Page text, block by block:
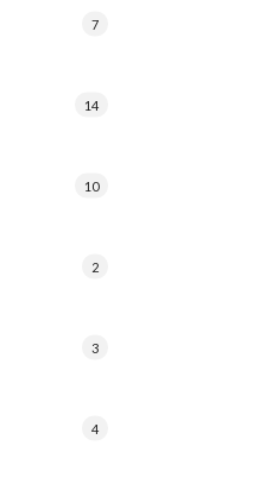
7
14
10
2
3
4